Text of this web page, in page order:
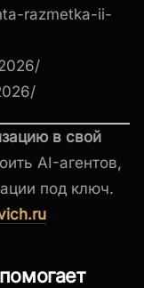
razmetka-ii-
в свой
AI-агентов,
под ключ.